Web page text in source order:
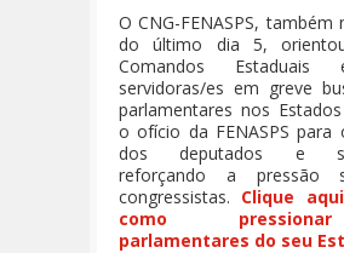
O CNG-FENASPS, também
do último dia 5,
Comandos
servidoras/es em greve
parlamentares nos
o ofício da FENASPS para
dos deputados e
reforçando a pressão
congressistas. Clique
como
parlamentares do seu